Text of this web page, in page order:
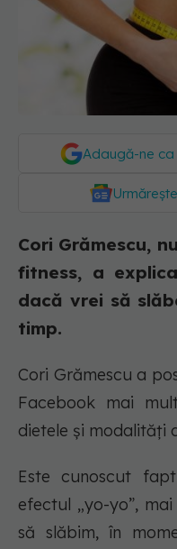
Adaugă-ne
Cori Grămescu,
fitness, a
dacă vrei să
timp.
Cori Grămescu a
Facebook mai
dietele și modalități
Este cunoscut
efectul „yo-yo”,
să slăbim, în